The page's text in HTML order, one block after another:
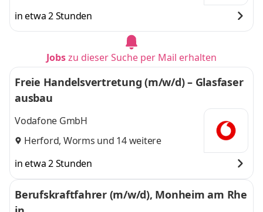
in etwa 2 Stunden
Jobszu dieser Suche per Mail erhalten
Freie Handelsvertretung (m/w/d) – Glasfaser
ausbau
Vodafone GmbH
Herford, Worms und 14 weitere
in etwa 2 Stunden
Berufskraftfahrer (m/w/d), Monheim am Rhe